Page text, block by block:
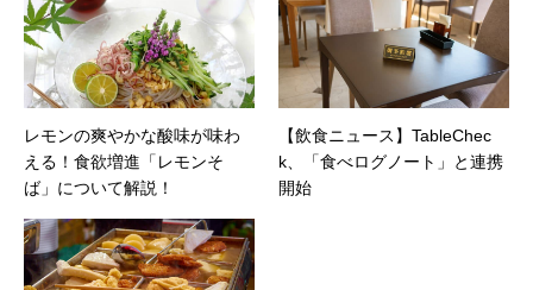
レモンの爽やかな酸味が味わ
える！食欲増進「レモンそ
ば」について解説！
【飲食ニュース】TableChec
k、「食べログノート」と連携
開始